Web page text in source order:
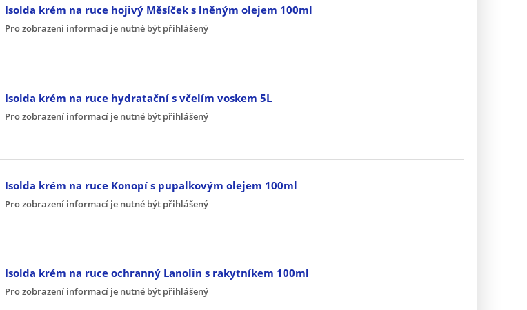
Isolda krém na ruce hojivý Měsíček s lněným olejem 100ml
Pro zobrazení informací je nutné být přihlášený
Isolda krém na ruce hydratační s včelím voskem 5L
Pro zobrazení informací je nutné být přihlášený
Isolda krém na ruce Konopí s pupalkovým olejem 100ml
Pro zobrazení informací je nutné být přihlášený
Isolda krém na ruce ochranný Lanolin s rakytníkem 100ml
Pro zobrazení informací je nutné být přihlášený